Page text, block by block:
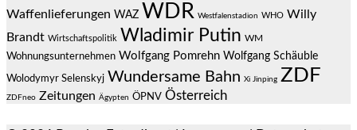
Waffenlieferungen WAZ WDR Westfalenstadion WHO Willy
Brandt Wirtschaftspolitik Wladimir Putin WM
Wohnungsunternehmen Wolfgang Pomrehn Wolfgang Schäuble
Wolodymyr Selenskyj Wundersame Bahn Xi Jinping ZDF
ZDFneo Zeitungen Ägypten ÖPNV Österreich